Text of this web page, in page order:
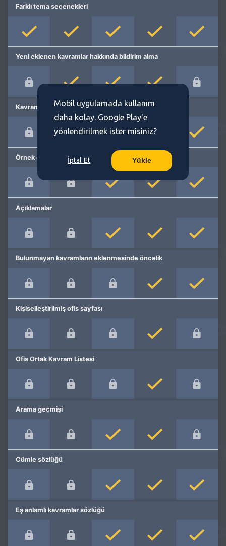
Farklı tema seçenekleri
Yeni eklenen kavramlar hakkında bildirim alma
Kavram önerme
Örnek cümleler
Açıklamalar
Bulunmayan kavramların eklenmesinde öncelik
Kişiselleştirilmiş ofis sayfası
Ofis Ortak Kavram Listesi
Arama geçmişi
Cümle sözlüğü
Eş anlamlı kavramlar sözlüğü
Mobil uygulamada kullanım
daha kolay. Google Play'e
yönlendirilmek ister misiniz?
İptal Et Yükle